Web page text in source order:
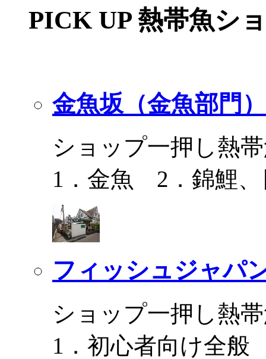
PICK UP 熱帯魚シ
金魚坂（金魚部門）
ショップ一押し熱
1．金魚 2．錦鯉、
フィッシュジャパ
ショップ一押し熱
1．初心者向け全